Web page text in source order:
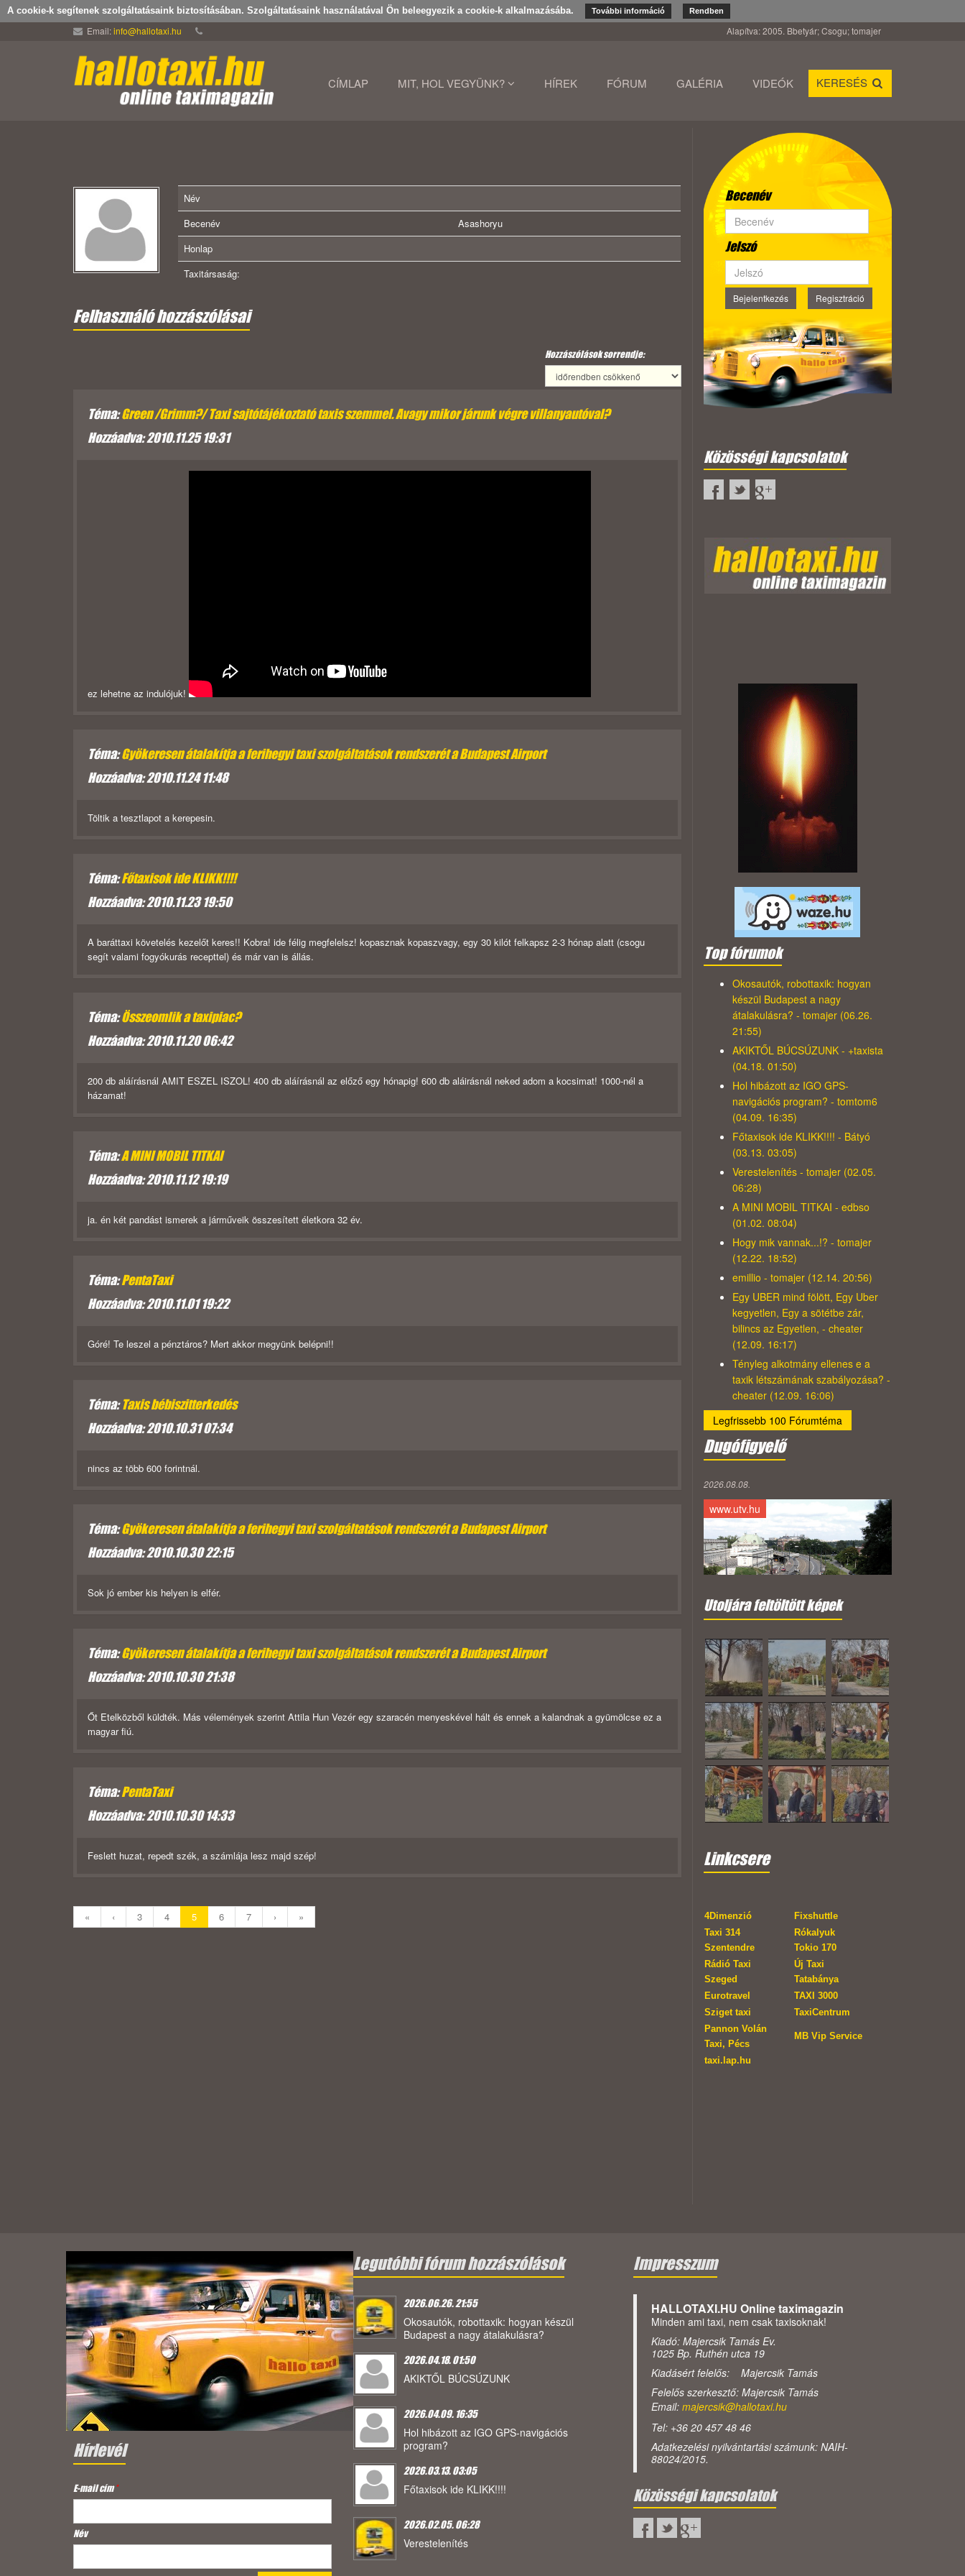
A cookie-k segítenek szolgáltatásaink biztosításában. Szolgáltatásaink használatával Ön beleegyezik a cookie-k alkalmazásába. További információ Rendben
Email:info@hallotaxi.hu Alapítva: 2005. Bbetyár; Csogu; tomajer
CÍMLAP MIT, HOL VEGYÜNK? HÍREK FÓRUM GALÉRIA VIDEÓK KERESÉS
Név
Becenév
Asashoryu
Honlap
Taxitársaság:
Felhasználó hozzászólásai
Hozzászólások sorrendje:
Téma:Green /Grimm?/ Taxi sajtótájékoztató taxis szemmel. Avagy mikor járunk végre villanyautóval?
Hozzáadva: 2010.11.25 19:31
ez lehetne az indulójuk!
Téma:Gyökeresen átalakítja a ferihegyi taxi szolgáltatások rendszerét a Budapest Airport
Hozzáadva: 2010.11.24 11:48
Töltik a tesztlapot a kerepesin.
Téma:Főtaxisok ide KLIKK!!!!
Hozzáadva: 2010.11.23 19:50
A baráttaxi követelés kezelőt keres!! Kobra! ide félig megfelelsz! kopasznak kopaszvagy, egy 30 kilót felkapsz 2-3 hónap alatt (csogu
segít valami fogyókurás recepttel) és már van is állás.
Téma:Összeomlik a taxipiac?
Hozzáadva: 2010.11.20 06:42
200 db aláírásnál AMIT ESZEL ISZOL! 400 db aláírásnál az előző egy hónapig! 600 db aláirásnál neked adom a kocsimat! 1000-nél a
házamat!
Téma:A MINI MOBIL TITKAI
Hozzáadva: 2010.11.12 19:19
ja. én két pandást ismerek a járműveik összesített életkora 32 év.
Téma:PentaTaxi
Hozzáadva: 2010.11.01 19:22
Góré! Te leszel a pénztáros? Mert akkor megyünk belépni!!
Téma:Taxis bébiszitterkedés
Hozzáadva: 2010.10.31 07:34
nincs az több 600 forintnál.
Téma:Gyökeresen átalakítja a ferihegyi taxi szolgáltatások rendszerét a Budapest Airport
Hozzáadva: 2010.10.30 22:15
Sok jó ember kis helyen is elfér.
Téma:Gyökeresen átalakítja a ferihegyi taxi szolgáltatások rendszerét a Budapest Airport
Hozzáadva: 2010.10.30 21:38
Őt Etelközből küldték. Más vélemények szerint Attila Hun Vezér egy szaracén menyeskével hált és ennek a kalandnak a gyümölcse ez a
magyar fiú.
Téma:PentaTaxi
Hozzáadva: 2010.10.30 14:33
Feslett huzat, repedt szék, a számlája lesz majd szép!
« ‹ 3 4 5 6 7 › »
Becenév
Jelszó
Bejelentkezés Regisztráció
Közösségi kapcsolatok
Top fórumok
Okosautók, robottaxik: hogyan
készül Budapest a nagy
átalakulásra? - tomajer (06.26.
21:55)
AKIKTŐL BÚCSÚZUNK - +taxista
(04.18. 01:50)
Hol hibázott az IGO GPS-
navigációs program? - tomtom6
(04.09. 16:35)
Főtaxisok ide KLIKK!!!! - Bátyó
(03.13. 03:05)
Verestelenítés - tomajer (02.05.
06:28)
A MINI MOBIL TITKAI - edbso
(01.02. 08:04)
Hogy mik vannak...!? - tomajer
(12.22. 18:52)
emillio - tomajer (12.14. 20:56)
Egy UBER mind fölött, Egy Uber
kegyetlen, Egy a sötétbe zár,
bilincs az Egyetlen, - cheater
(12.09. 16:17)
Tényleg alkotmány ellenes e a
taxik létszámának szabályozása? -
cheater (12.09. 16:06)
Legfrissebb 100 Fórumtéma
Dugófigyelő
2026.08.08.
www.utv.hu
Utoljára feltöltött képek
Linkcsere
4Dimenzió
Fixshuttle
Taxi 314
Szentendre
Rókalyuk
Tokio 170
Rádió Taxi
Szeged
Új Taxi
Tatabánya
Eurotravel
TAXI 3000
Sziget taxi
TaxiCentrum
Pannon Volán
Taxi, Pécs
MB Vip Service
taxi.lap.hu
Hírlevél
E-mail cím*
Név
Legutóbbi fórum hozzászólások
2026.06.26. 21:55
Okosautók, robottaxik: hogyan készül
Budapest a nagy átalakulásra?
2026.04.18. 01:50
AKIKTŐL BÚCSÚZUNK
2026.04.09. 16:35
Hol hibázott az IGO GPS-navigációs
program?
2026.03.13. 03:05
Főtaxisok ide KLIKK!!!!
2026.02.05. 06:28
Verestelenítés
Impresszum
HALLOTAXI.HU Online taximagazin
Minden ami taxi, nem csak taxisoknak!
Kiadó: Majercsik Tamás Ev.
1025 Bp. Ruthén utca 19
Kiadásért felelős: Majercsik Tamás
Felelős szerkesztő: Majercsik Tamás
Email: majercsik@hallotaxi.hu
Tel: +36 20 457 48 46
Adatkezelési nyilvántartási számunk: NAIH-
88024/2015.
Közösségi kapcsolatok